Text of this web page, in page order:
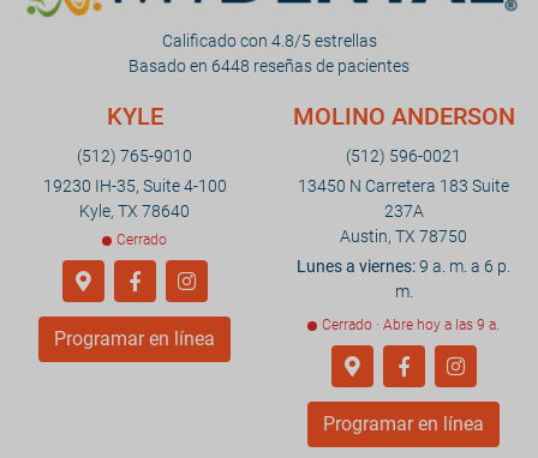
Calificado con 4.8/5 estrellas
Basado en 6448 reseñas de pacientes
KYLE
(512) 765-9010
19230 IH-35, Suite 4-100
Kyle, TX 78640
Cerrado
Programar en línea
MOLINO ANDERSON
(512) 596-0021
13450 N Carretera 183 Suite
237A
Austin, TX 78750
Lunes a viernes:9 a. m. a 6 p.
m.
Cerrado · Abre hoy a las 9 a.
Programar en línea